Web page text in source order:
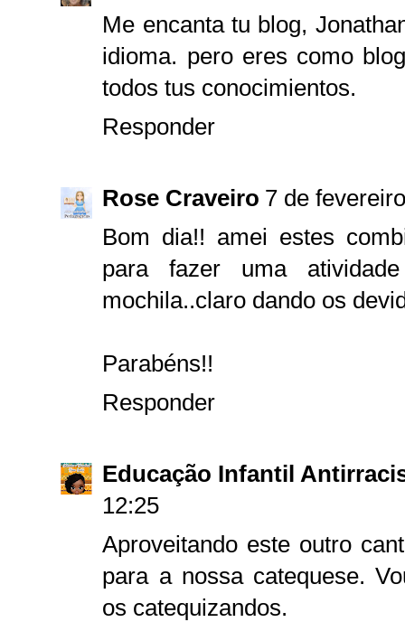
Me encanta tu blog,
idioma. pero eres como
todos tus conocimientos.
Responder
Rose Craveiro 7 de
Bom dia!! amei estes
para fazer uma
mochila..claro dando os
Parabéns!!
Responder
Educação Infantil
12:25
Aproveitando este outro
para a nossa catequese.
os catequizandos.